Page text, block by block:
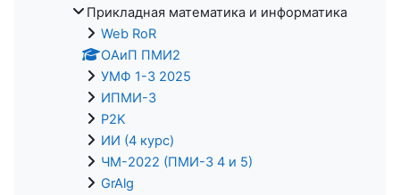
Прикладная математика и информатика
Web RoR
ОАиП ПМИ2
УМФ 1-3 2025
ИПМИ-3
P2K
ИИ (4 курс)
ЧМ-2022 (ПМИ-3 4 и 5)
GrAlg